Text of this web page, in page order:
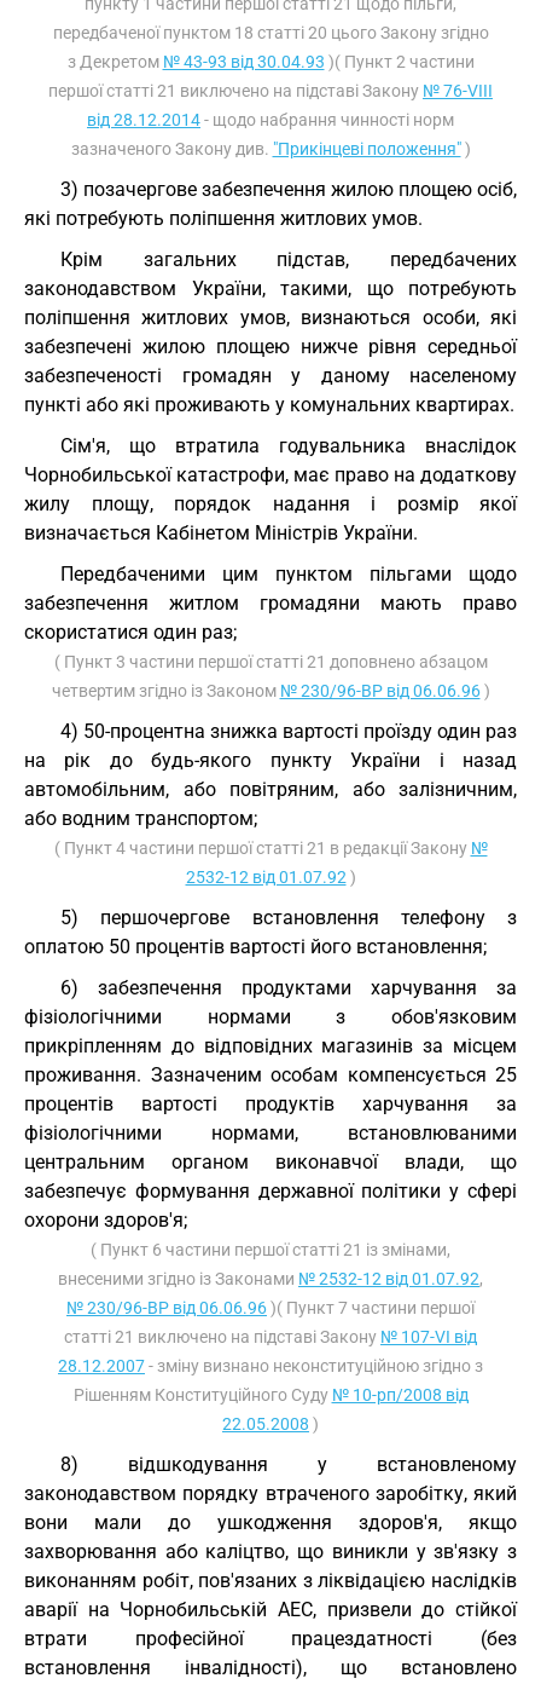
передбаченої пунктом 18 статті 20 цього Закону згідно
з Декретом № 43-93 від 30.04.93 )( Пункт 2 частини
першої статті 21 виключено на підставі Закону № 76-VIII
від 28.12.2014- щодо набрання чинності норм
зазначеного Закону див. "Прикінцеві положення")
3) позачергове забезпечення жилою площею осіб,
які потребують поліпшення житлових умов.
Крім загальних підстав, передбачених
законодавством України, такими, що потребують
поліпшення житлових умов, визнаються особи, які
забезпечені жилою площею нижче рівня середньої
забезпеченості громадян у даному населеному
пункті або які проживають у комунальних квартирах.
Сім'я, що втратила годувальника внаслідок
Чорнобильської катастрофи, має право на додаткову
жилу площу, порядок надання і розмір якої
визначається Кабінетом Міністрів України.
Передбаченими цим пунктом пільгами щодо
забезпечення житлом громадяни мають право
скористатися один раз;
( Пункт 3 частини першої статті 21 доповнено абзацом
четвертим згідно із Законом № 230/96-ВР від 06.06.96)
4) 50-процентна знижка вартості проїзду один раз
на рік до будь-якого пункту України і назад
автомобільним, або повітряним, або залізничним,
або водним транспортом;
( Пункт 4 частини першої статті 21 в редакції Закону №
2532-12 від 01.07.92 )
5) першочергове встановлення телефону з
оплатою 50 процентів вартості його встановлення;
6) забезпечення продуктами харчування за
фізіологічними нормами з обов'язковим
прикріпленням до відповідних магазинів за місцем
проживання. Зазначеним особам компенсується 25
процентів вартості продуктів харчування за
фізіологічними нормами, встановлюваними
центральним органом виконавчої влади, що
забезпечує формування державної політики у сфері
охорони здоров'я;
( Пункт 6 частини першої статті 21 із змінами,
внесеними згідно із Законами № 2532-12 від 01.07.92,
№ 230/96-ВР від 06.06.96)( Пункт 7 частини першої
статті 21 виключено на підставі Закону № 107-VI від
28.12.2007- зміну визнано неконституційною згідно з
Рішенням Конституційного Суду № 10-рп/2008 від
22.05.2008 )
8) відшкодування у встановленому
законодавством порядку втраченого заробітку, який
вони мали до ушкодження здоров'я, якщо
захворювання або каліцтво, що виникли у зв'язку з
виконанням робіт, пов'язаних з ліквідацією наслідків
аварії на Чорнобильській АЕС, призвели до стійкої
втрати професійної працездатності (без
встановлення інвалідності), що встановлено